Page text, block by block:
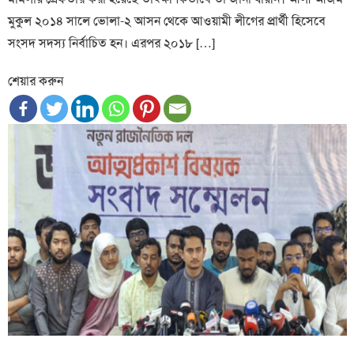
মুকুল ২০১৪ সালে ভোলা-২ আসন থেকে আওয়ামী লীগের প্রার্থী হিসেবে
সংসদ সদস্য নির্বাচিত হন। এরপর ২০১৮ […]
শেয়ার করুন